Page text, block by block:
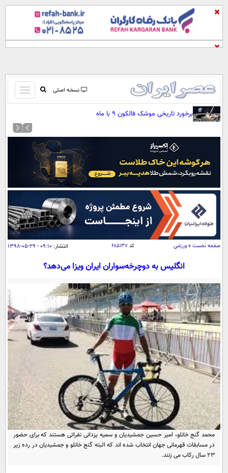
نسخه اصلی
باز
و
کردن
صفحه اول
نظرسنجی
آب و هوا
اوقات شرعی
پیوند ها
سواد زندگی
اقتصاد
اقتصادی
خودرو
جامعه
اجتماعی
حوادث
سلامت
یک برش دانایی
محیط زیست
سفر و تفریح
ورزشی
بین الملل
سیاست خارجی
فرهنگ و هنر
علم و دانش
فناوری و It
علمی
اخبار کریپتو
قرآن
گوناگون
سرگرمی
باشگاه مغز
مجله تصویری سلاح
فیلم
اقتصاد
ورزش
سیاست
عصر ایران 2
خواندنی ها و دیدنی ها
داستان کوتاه
آموزش زبان
برخورد تاریخی موشک فالکون ۹ با ماه
صفحه نخست » ورزشی کد ۶۸۵۱۳۷ انتشار: ۰۹:۱۰ - ۲۹-۰۵-۱۳۹۸
انگلیس به دوچرخه‌سواران ایران ویزا می‌دهد؟
محمد گنج خانلو، امیر حسین جمشیدیان و سمیه یزدانی نفراتی هستند که برای حضور
در مسابقات قهرمانی جهان انتخاب شده اند که البته گنج خانلو و جمشیدیان در رده زیر
۲۳ سال رکاب می زنند.